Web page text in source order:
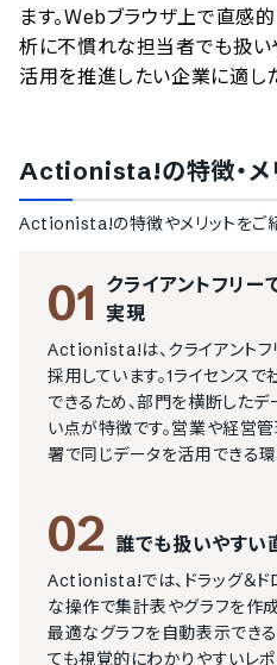
ます。Webブラウザ上で直感
析に不慣れな担当者でも扱い
活用を推進したい企業に適し
Actionista!の特徴・メ
Actionista!の特徴やメリットをご
01 クライアントフリ
実現
Actionista!は、クライアントフ
採用しています。1ライセンス
できるため、部門を横断した
い点が特徴です。営業や経営
署で同じデータを活用できる環
02 誰でも扱いやすい
Actionista!では、ドラッグ＆ド
な操作で集計表やグラフを作
最適なグラフを自動表示でき
ても視覚的にわかりやすいレ